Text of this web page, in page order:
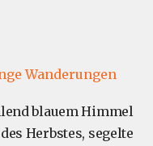
Wanderungen
blauem Himmel
Herbstes, segelte